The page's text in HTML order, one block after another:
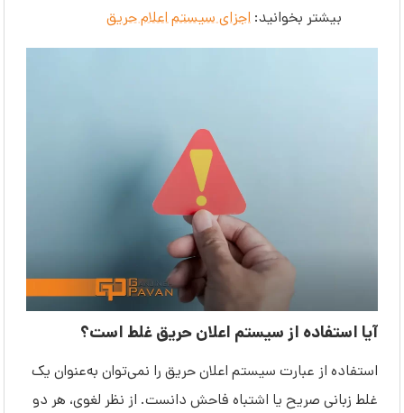
بیشتر بخوانید: اجزای سیستم اعلام حریق
آیا استفاده از سیستم اعلان حریق غلط است؟
استفاده از عبارت سیستم اعلان حریق را نمی‌توان به‌عنوان یک
غلط زبانی صریح یا اشتباه فاحش دانست. از نظر لغوی، هر دو